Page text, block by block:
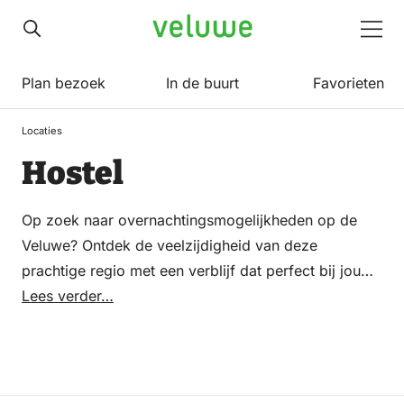
Veluwe
Plan bezoek In de buurt Favorieten
Locaties
Hostel
Op zoek naar overnachtingsmogelijkheden op de
Veluwe? Ontdek de veelzijdigheid van deze
prachtige regio met een verblijf dat perfect bij jouw
wensen past. Of je nu kiest voor een luxe hotel
Lees verder…